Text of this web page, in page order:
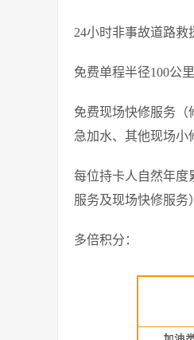
24小时非事故道路救
免费单程半径100公
免费现场快修服务（
急加水、其他现场小
每位持卡人自然年度
服务及现场快修服务
多倍积分：